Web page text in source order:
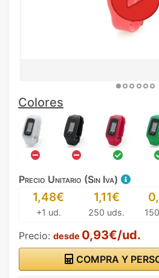
Colores
Precio Unitario (Sin Iva)
1,48€
+1 ud.
1,11€
250 uds.
Precio: desde 0,93€/ud.
COMPRA Y